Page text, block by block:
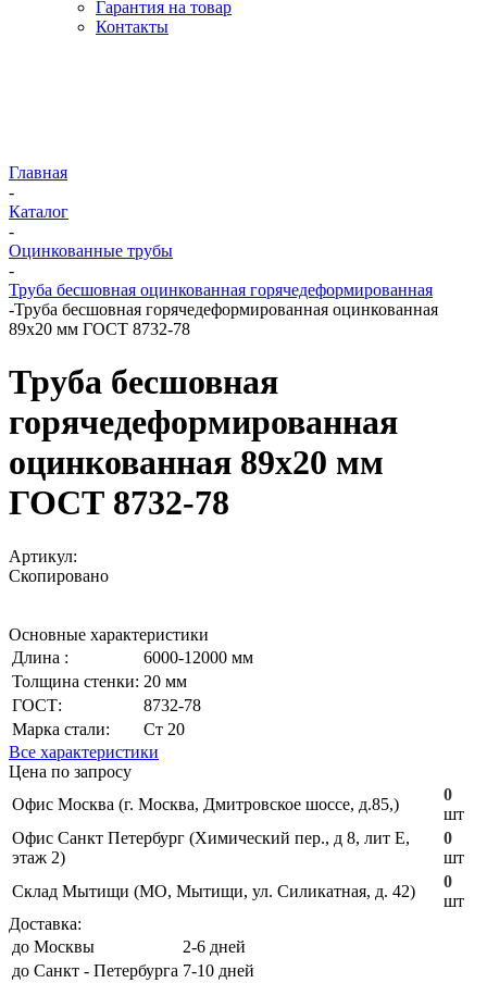
Гарантия на товар
Контакты
Главная
-
Каталог
-
Оцинкованные трубы
-
Труба бесшовная оцинкованная горячедеформированная
-Труба бесшовная горячедеформированная оцинкованная
89х20 мм ГОСТ 8732-78
Труба бесшовная
горячедеформированная
оцинкованная 89х20 мм
ГОСТ 8732-78
Артикул:
Скопировано
Основные характеристики
Длина :
6000-12000 мм
Толщина стенки: 20 мм
ГОСТ:
8732-78
Марка стали:
Ст 20
Все характеристики
Цена по запросу
Офис Москва (г. Москва, Дмитровское шоссе, д.85,)
0
шт
Офис Санкт Петербург (Химический пер., д 8, лит Е,
этаж 2)
0
шт
Склад Мытищи (МО, Мытищи, ул. Силикатная, д. 42)
0
шт
Доставка:
до Москвы
2-6 дней
до Санкт - Петербурга 7-10 дней